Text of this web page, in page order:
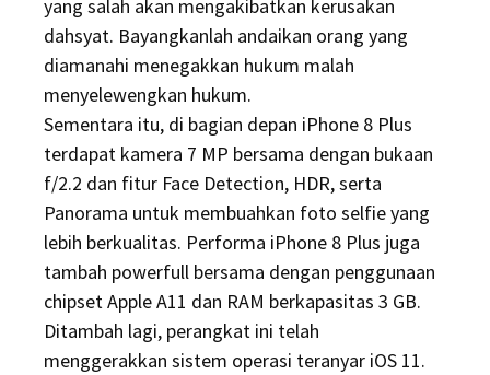
yang salah akan mengakibatkan kerusakan
dahsyat. Bayangkanlah andaikan orang yang
diamanahi menegakkan hukum malah
menyelewengkan hukum.
Sementara itu, di bagian depan iPhone 8 Plus
terdapat kamera 7 MP bersama dengan bukaan
f/2.2 dan fitur Face Detection, HDR, serta
Panorama untuk membuahkan foto selfie yang
lebih berkualitas. Performa iPhone 8 Plus juga
tambah powerfull bersama dengan penggunaan
chipset Apple A11 dan RAM berkapasitas 3 GB.
Ditambah lagi, perangkat ini telah
menggerakkan sistem operasi teranyar iOS 11.